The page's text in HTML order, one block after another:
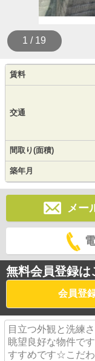
1 / 19
賃料
交通
間取り(面積)
築年月
メー
無料会員登録は
会員登
目立つ外観と洗練
眺望良好な物件で
すすめです☆こだ